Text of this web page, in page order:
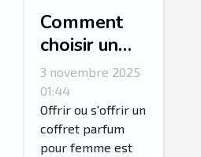
Comment
choisir un
coffret
parfum pour
femme idéal
?
3 novembre 2025
01:44
Offrir ou s'offrir un
coffret parfum
pour femme est